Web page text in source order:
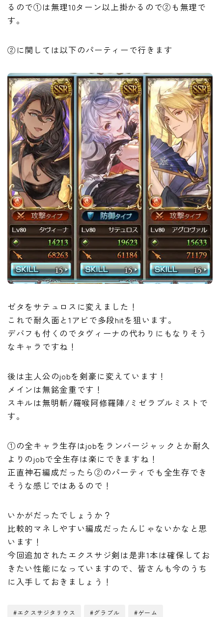
るので①は無理10ターン以上掛かるので②も無理で
す。
②に関しては以下のパーティーで行きます
ゼタをサテュロスに変えました！
これで耐久面と1アビで多段hitを狙います。
デバフも付くのでタヴィーナの代わりにもなりそう
なキャラですね！
後は主人公のjobを剣豪に変えています！
メインは無銘金重です！
スキルは無明斬/羅喉阿修羅陣/ミゼラブルミストで
す。
①の全キャラ生存はjobをランバージャックとか耐久
よりのjobで全生存は楽にできますね！
正直神石編成だったら②のパーティでも全生存でき
そうな感じではあるので！
いかがだったでしょうか？
比較的マネしやすい編成だったんじゃないかなと思
います！
今回追加されたエクスサジ剣は是非1本は確保してお
きたい性能になっていますので、皆さんも今のうち
に入手しておきましょう！
#エクスサジタリウス #グラブル #ゲーム